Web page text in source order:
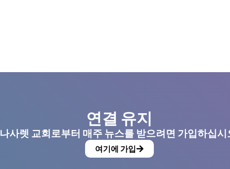
연결 유지
나사렛 교회로부터 매주 뉴스를 받으려면 가입하십시
여기에 가입